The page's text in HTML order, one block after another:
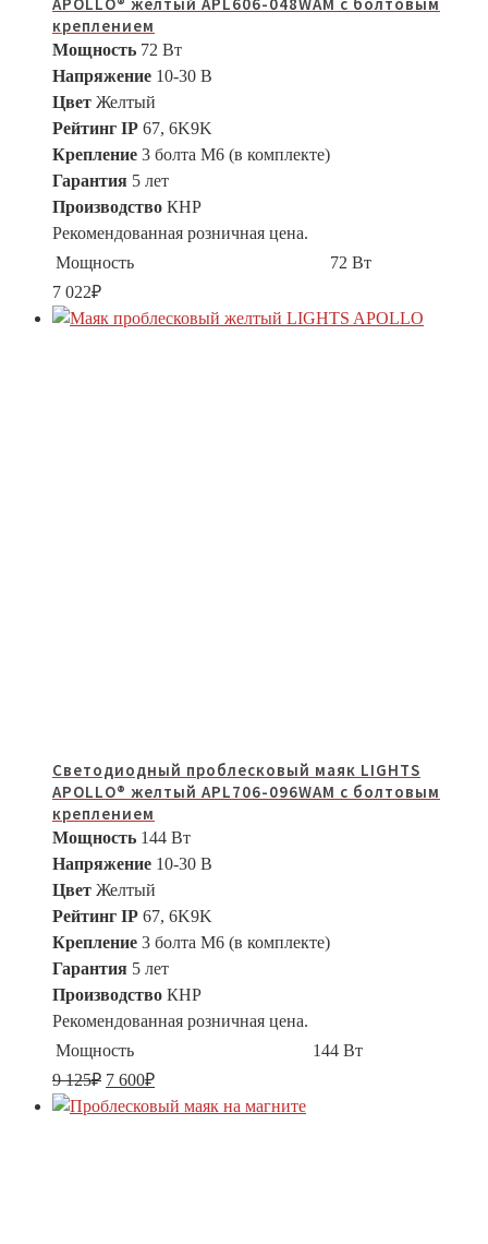
креплением
Мощность 72 Вт
Напряжение 10-30 В
Цвет Желтый
Рейтинг IP 67, 6K9K
Крепление 3 болта M6 (в комплекте)
Гарантия 5 лет
Производство КНР
Рекомендованная розничная цена.
Мощность
72 Вт
7 022₽
Светодиодный проблесковый маяк LIGHTS
APOLLO® желтый APL706-096WAM с болтовым
креплением
Мощность 144 Вт
Напряжение 10-30 В
Цвет Желтый
Рейтинг IP 67, 6K9K
Крепление 3 болта M6 (в комплекте)
Гарантия 5 лет
Производство КНР
Рекомендованная розничная цена.
Мощность
144 Вт
9 125₽ 7 600₽